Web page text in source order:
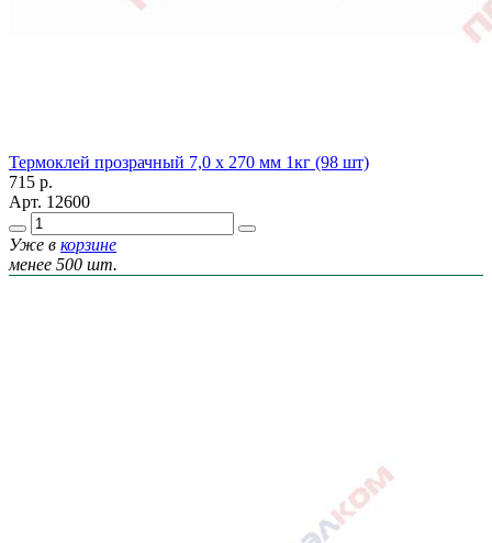
Термоклей прозрачный 7,0 х 270 мм 1кг (98 шт)
715 р.
Арт. 12600
Уже в корзине
менее 500 шт.